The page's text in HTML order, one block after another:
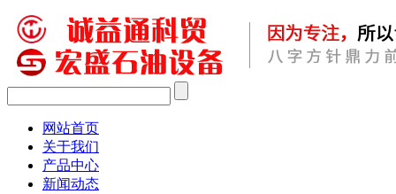
网站首页
关于我们
产品中心
新闻动态